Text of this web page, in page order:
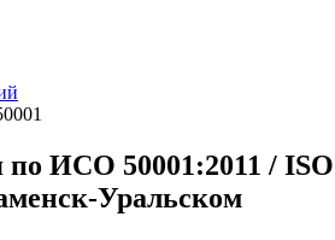
ИСО 50001:2011 / ISO
Уральском